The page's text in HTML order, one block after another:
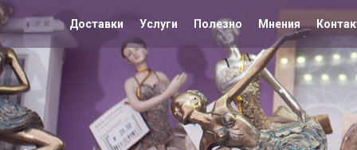
Доставки Услуги Полезно Мнения